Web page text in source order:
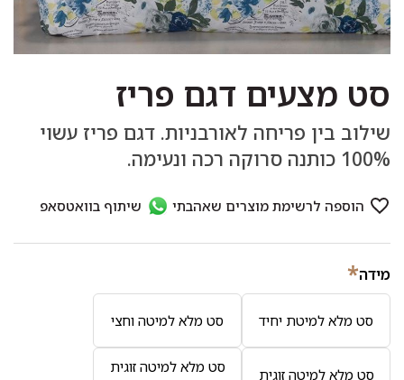
סט מצעים דגם פריז
שילוב בין פריחה לאורבניות. דגם פריז עשוי
100% כותנה סרוקה רכה ונעימה.
מידה*
סט מלא למיטת יחיד סט מלא למיטה וחצי
סט מלא למיטה זוגית
סט מלא למיטה זוגית